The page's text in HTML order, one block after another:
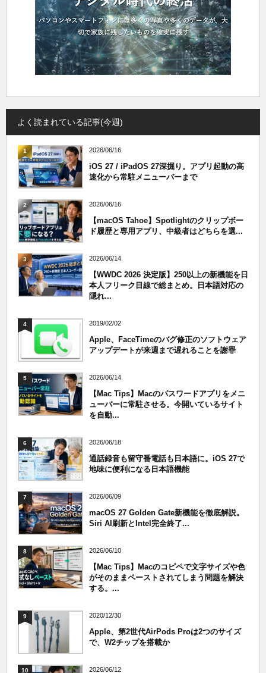
よく読まれている記事(今週)
1 2026/06/16
iOS 27 / iPadOS 27深掘り。アプリ起動の高
速化から常駐メニューバーまで
2 2026/06/16
【macOS Tahoe】Spotlightのクリップボー
ド履歴と専用アプリ、中級者はどちらを選...
3 2026/06/14
【WWDC 2026 決定版】250以上の新機能を日
本人フリーク目線で総まとめ。日本語対応の
隠れ...
4 2019/02/02
Apple、FaceTimeのバグ修正のソフトウェア
アップデートが来週まで遅れることを謝罪
5 2026/06/14
【Mac Tips】Macのパスワードアプリをメニ
ューバーに常駐させる。今開いているサイト
を自動...
6 2026/06/18
通話録音も留守番電話も日本語に。iOS 27で
地味に便利になる日本語機能
7 2026/06/09
macOS 27 Golden Gate新機能を徹底解説。
Siri AI刷新とIntel完全終了...
8 2026/06/10
【Mac Tips】Macのコピペで文字サイズや色
がそのままペーストされてしまう問題を解決
する。...
9 2020/12/30
Apple、第2世代AirPods Proは2つのサイズ
で、W2チップを搭載か
10 2026/06/12